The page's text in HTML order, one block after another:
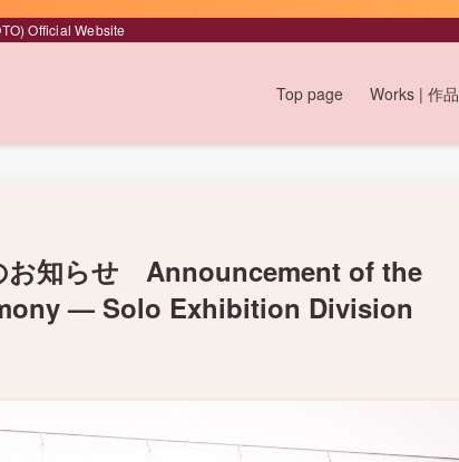
Official Website
Top page Works | 作品
お知らせ Announcement of the
— Solo Exhibition Division